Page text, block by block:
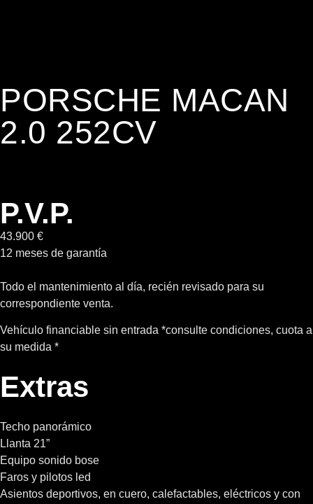
PORSCHE MACAN
2.0 252CV
P.V.P.
43.900 €
12 meses de garantía
Todo el mantenimiento al día, recién revisado para su
correspondiente venta.
Vehículo financiable sin entrada *consulte condiciones, cuota a
su medida *
Extras
Techo panorámico
Llanta 21”
Equipo sonido bose
Faros y pilotos led
Asientos deportivos, en cuero, calefactables, eléctricos y con